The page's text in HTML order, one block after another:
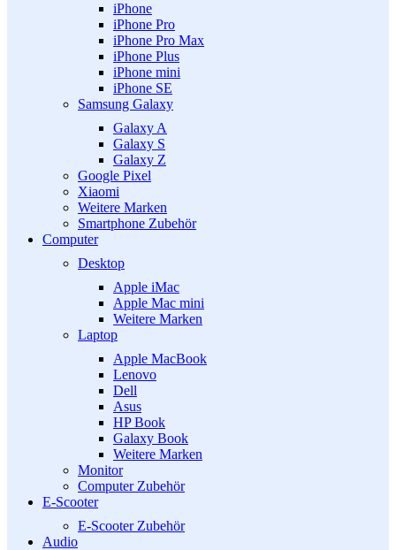
iPhone
iPhone Pro
iPhone Pro Max
iPhone Plus
iPhone mini
iPhone SE
Samsung Galaxy
Galaxy A
Galaxy S
Galaxy Z
Google Pixel
Xiaomi
Weitere Marken
Smartphone Zubehör
Computer
Desktop
Apple iMac
Apple Mac mini
Weitere Marken
Laptop
Apple MacBook
Lenovo
Dell
Asus
HP Book
Galaxy Book
Weitere Marken
Monitor
Computer Zubehör
E-Scooter
E-Scooter Zubehör
Audio